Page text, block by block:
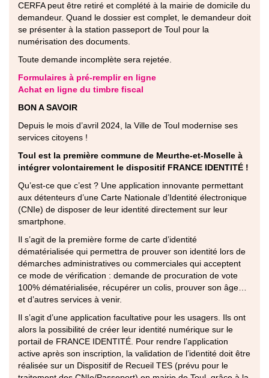
CERFA peut être retiré et complété à la mairie de domicile du
demandeur. Quand le dossier est complet, le demandeur doit
se présenter à la station passeport de Toul pour la
numérisation des documents.
Toute demande incomplète sera rejetée.
Formulaires à pré-remplir en ligne
Achat en ligne du timbre fiscal
BON A SAVOIR
Depuis le mois d’avril 2024, la Ville de Toul modernise ses
services citoyens !
Toul est la première commune de Meurthe-et-Moselle à
intégrer volontairement le dispositif FRANCE IDENTITÉ !
Qu’est-ce que c’est ? Une application innovante permettant
aux détenteurs d’une Carte Nationale d’Identité électronique
(CNIe) de disposer de leur identité directement sur leur
smartphone.
Il s’agit de la première forme de carte d’identité
dématérialisée qui permettra de prouver son identité lors de
démarches administratives ou commerciales qui acceptent
ce mode de vérification : demande de procuration de vote
100% dématérialisée, récupérer un colis, prouver son âge…
et d’autres services à venir.
Il s’agit d’une application facultative pour les usagers. Ils ont
alors la possibilité de créer leur identité numérique sur le
portail de FRANCE IDENTITÉ. Pour rendre l’application
active après son inscription, la validation de l’identité doit être
réalisée sur un Dispositif de Recueil TES (prévu pour le